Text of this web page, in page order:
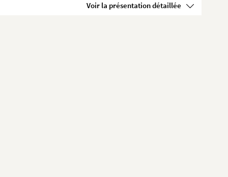
Voir la présentation détaillée